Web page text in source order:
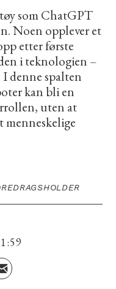
som ChatGPT
Noen opplever et
etter første
i teknologien –
denne spalten
kan bli en
uten at
menneskelige